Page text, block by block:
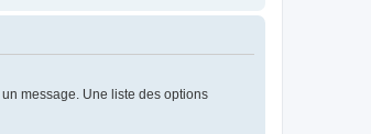
message. Une liste des options